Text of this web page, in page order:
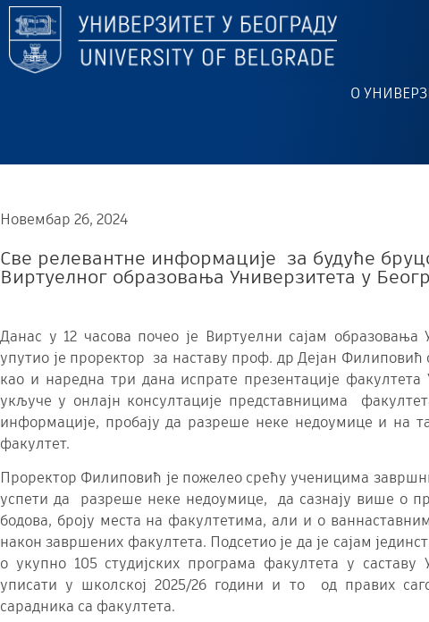
О
Новембар 26, 2024
Све релевантне информације за будуће
Виртуелног образовања Универзитета у
Данас у 12 часова почео је Виртуелни сајам
упутио је проректор за наставу проф. др Дејан
као и наредна три дана испрате презентације
укључе у онлајн консултације представницима
информације, пробају да разреше неке недоумице и на
факултет.
Проректор Филиповић је пожелео срећу ученицима
успети да разреше неке недоумице, да сазнају више о
бодова, броју места на факултетима, али и о
након завршених факултета. Подсетио је да је сајам
о укупно 105 студијских програма факултета у
уписати у школској 2025/26 години и то од правих
сарадника са факултета.